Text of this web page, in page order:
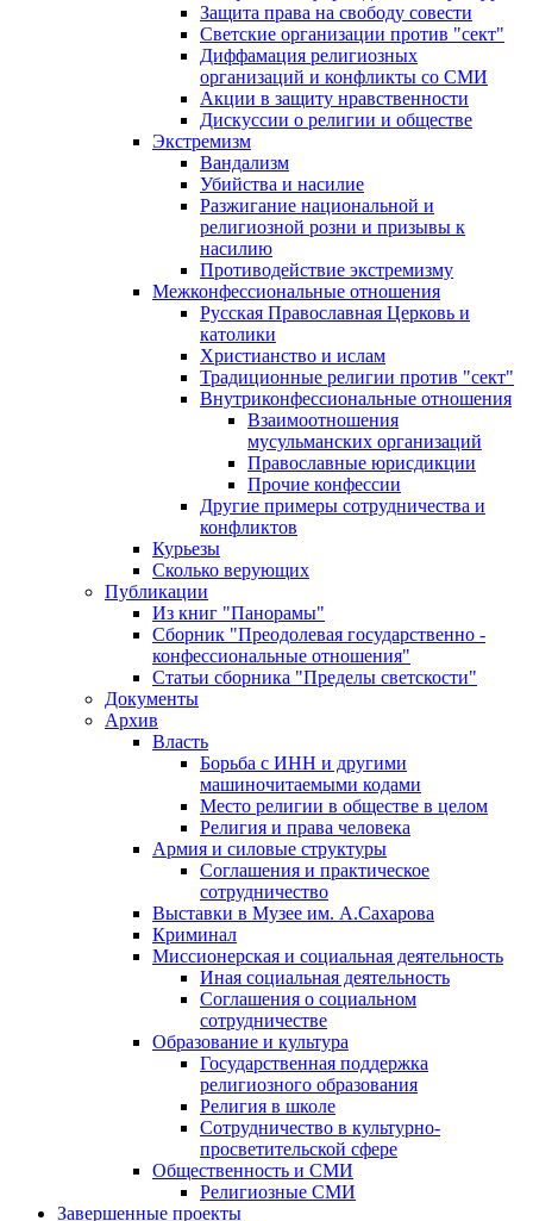
Защита права на свободу совести
Светские организации против "сект"
Диффамация религиозных
организаций и конфликты со СМИ
Акции в защиту нравственности
Дискуссии о религии и обществе
Экстремизм
Вандализм
Убийства и насилие
Разжигание национальной и
религиозной розни и призывы к
насилию
Противодействие экстремизму
Межконфессиональные отношения
Русская Православная Церковь и
католики
Христианство и ислам
Традиционные религии против "сект"
Внутриконфессиональные отношения
Взаимоотношения
мусульманских организаций
Православные юрисдикции
Прочие конфессии
Другие примеры сотрудничества и
конфликтов
Курьезы
Сколько верующих
Публикации
Из книг "Панорамы"
Сборник "Преодолевая государственно -
конфессиональные отношения"
Статьи сборника "Пределы светскости"
Документы
Архив
Власть
Борьба с ИНН и другими
машиночитаемыми кодами
Место религии в обществе в целом
Религия и права человека
Армия и силовые структуры
Соглашения и практическое
сотрудничество
Выставки в Музее им. А.Сахарова
Криминал
Миссионерская и социальная деятельность
Иная социальная деятельность
Соглашения о социальном
сотрудничестве
Образование и культура
Государственная поддержка
религиозного образования
Религия в школе
Сотрудничество в культурно-
просветительской сфере
Общественность и СМИ
Религиозные СМИ
Завершенные проекты